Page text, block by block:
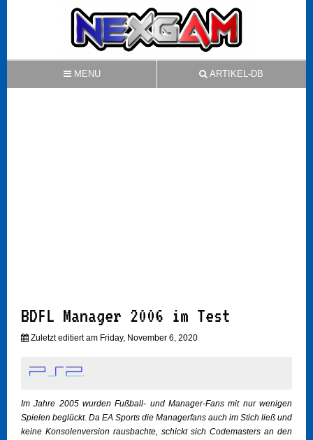
MENU ARTIKEL-DB
BDFL Manager 2006 im Test
Zuletzt editiert am Friday, November 6, 2020
Im Jahre 2005 wurden Fußball- und Manager-Fans mit nur wenigen
Spielen beglückt. Da EA Sports die Managerfans auch im Stich ließ und
keine Konsolenversion rausbachte, schickt sich Codemasters an den